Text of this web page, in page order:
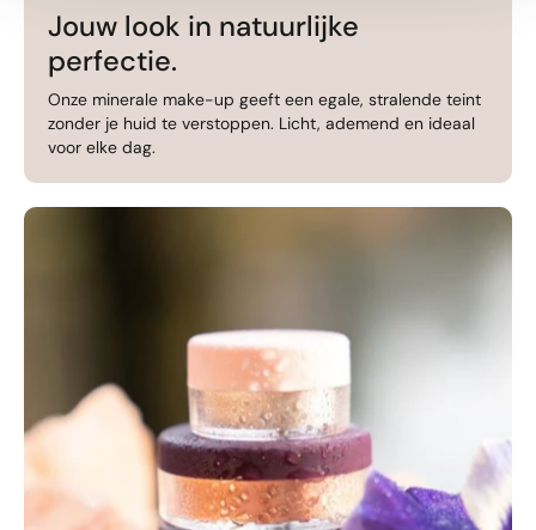
Jouw look in natuurlijke
perfectie.
Onze minerale make-up geeft een egale, stralende teint
zonder je huid te verstoppen. Licht, ademend en ideaal
voor elke dag.